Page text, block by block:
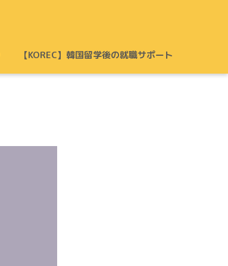
【KOREC】韓国留学後の就職サポート